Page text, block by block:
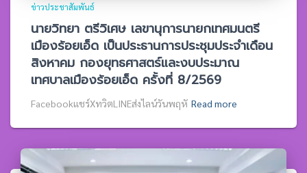
ข่าวประชาสัมพันธ์
นายวิทยา ตรีวิเศษ เลขานุการนายกเทศมนตรี
เมืองร้อยเอ็ด เป็นประธานการประชุมประจำเดือน
สิงหาคม กองยุทธศาสตร์และงบประมาณ
เทศบาลเมืองร้อยเอ็ด ครั้งที่ 8/2569
Facebookแชร์XทวิตLINEส่งไลน์วันพฤหั Read more